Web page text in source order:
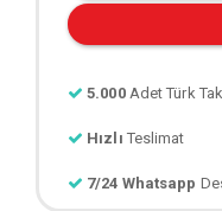
5.000 Adet Türk
Hızlı Teslimat
7/24 Whatsapp